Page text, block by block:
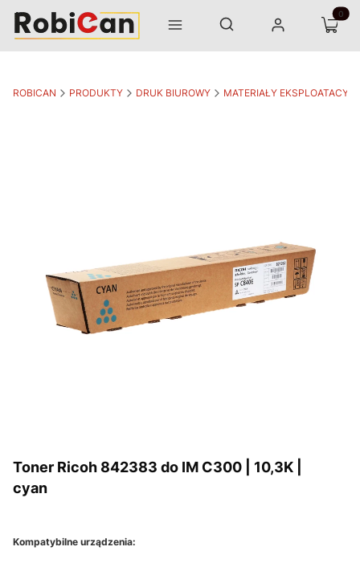
Menu Otwórz wyszukiwarkę
Szukaj Zaloguj się Koszyk
ROBICAN PRODUKTY DRUK BIUROWY MATERIAŁY
Toner Ricoh 842383 do IM C300 | 10,3K |
cyan
Kompatybilne urządzenia: